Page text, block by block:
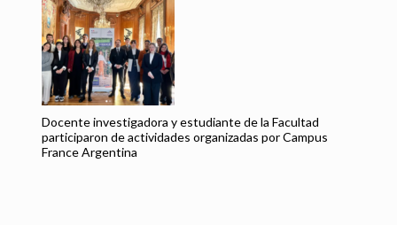
Docente investigadora y estudiante de la Facultad
participaron de actividades organizadas por Campus
France Argentina